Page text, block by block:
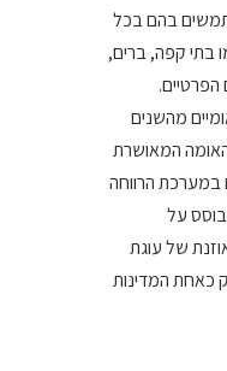
בהם בכל
בתי קפה, ברים,
מהשנים
המאושרת
במערכת הרווחה
על
של עוגת
המדינות